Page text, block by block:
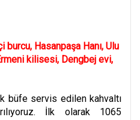
burcu, Hasanpaşa Hanı, Ulu
kilisesi, Dengbej evi,
büfe servis edilen kahvaltı
İlk olarak 1065